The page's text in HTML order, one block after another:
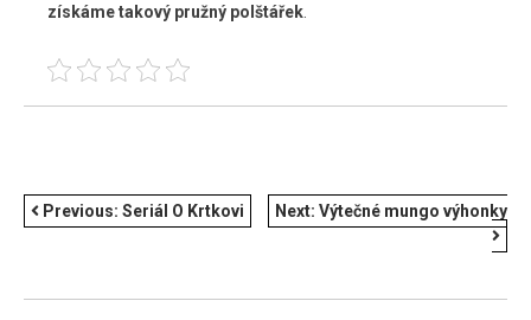
získáme takový pružný polštářek
NAVIGACE
Previous: Seriál O Krtkovi Next: Výtečné mungo výhonky